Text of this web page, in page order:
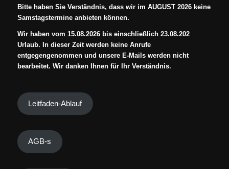
Bitte haben Sie Verständnis, dass wir im AUGUST 2026 keine
Samstagstermine anbieten können.
Wir haben vom 15.08.2026 bis einschließlich 23.08.202
Urlaub. In dieser Zeit werden keine Anrufe
entgegengenommen und unsere E-Mails werden nicht
bearbeitet. Wir danken Ihnen für Ihr Verständnis.
Leitfaden-Ablauf
AGB-s